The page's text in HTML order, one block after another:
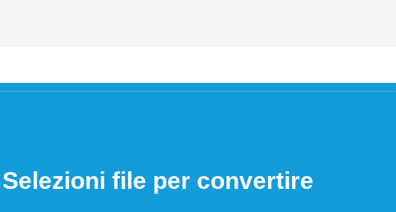
Selezioni file per convertire